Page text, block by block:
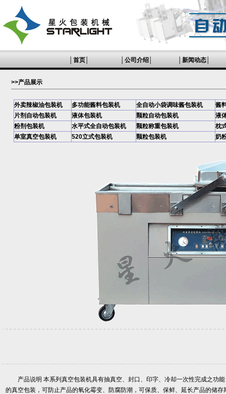
首页 公司介绍 新闻动态
>>产品展示
外卖辣椒油包装机 多功能酱料包装机 全自动小袋调味酱包装机
酱
片剂自动包装机
液体包装机 颗粒自动包装机
液
粉剂包装机
水平式全自动包装机 颗粒称重包装机
枕
单室真空包装机
520立式包装机 颗粒包装机 奶
产品说明 本系列真空包装机具有抽真空、封口、印字、冷却一次性完成之功
的真空包装，可防止产品的氧化霉变、防腐防潮，可保质、保鲜、延长产品的储存